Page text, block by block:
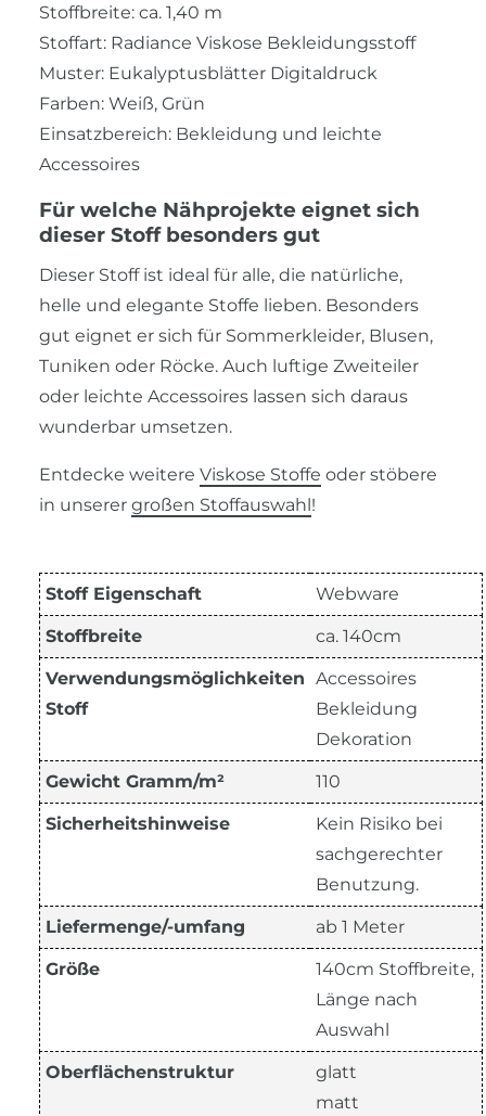
Stoffbreite: ca. 1,40 m
Stoffart: Radiance Viskose Bekleidungsstoff
Muster: Eukalyptusblätter Digitaldruck
Farben: Weiß, Grün
Einsatzbereich: Bekleidung und leichte
Accessoires
Für welche Nähprojekte eignet sich
dieser Stoff besonders gut
Dieser Stoff ist ideal für alle, die natürliche,
helle und elegante Stoffe lieben. Besonders
gut eignet er sich für Sommerkleider, Blusen,
Tuniken oder Röcke. Auch luftige Zweiteiler
oder leichte Accessoires lassen sich daraus
wunderbar umsetzen.
Entdecke weitere Viskose Stoffe oder stöbere
in unserer großen Stoffauswahl!
Stoff Eigenschaft Webware
Stoffbreite ca. 140cm
Verwendungsmöglichkeiten
Stoff
Accessoires
Bekleidung
Dekoration
Gewicht Gramm/m² 110
Sicherheitshinweise
Kein Risiko bei
sachgerechter
Benutzung.
Liefermenge/-umfang ab 1 Meter
Größe
140cm Stoffbreite,
Länge nach
Auswahl
Oberflächenstruktur
glatt
matt